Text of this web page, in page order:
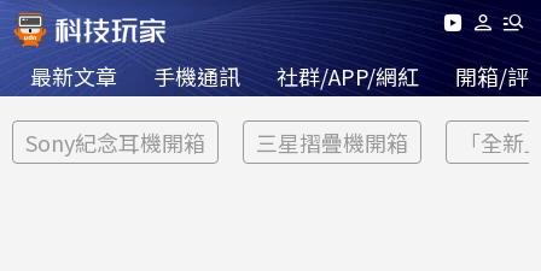
最新文章 手機通訊 社群/APP/網紅 開箱/評
Sony紀念耳機開箱 三星摺疊機開箱 「全新